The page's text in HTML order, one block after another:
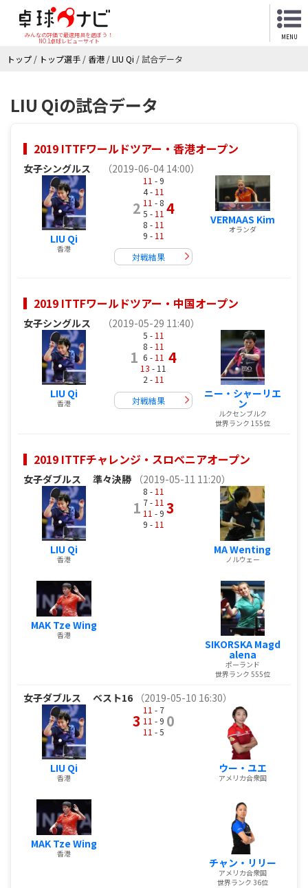
みんなの評価で最適用具を選ぼう！
NO.1卓球レビューサイト
MENU
トップ / トップ選手 / 香港 /LIU Qi /試合データ
LIU Qiの試合データ
2019 ITTFワールドツアー・香港オープン
女子シングルス （2019-06-04 14:00）
LIU Qi
香港
2
11 - 9
4 - 11
11 - 8
5 - 11
8 - 11
9 - 11
4
対戦結果
VERMAAS Kim
オランダ
2019 ITTFワールドツアー・中国オープン
女子シングルス （2019-05-29 11:40）
LIU Qi
香港
1
5 - 11
8 - 11
6 - 11
13 - 11
2 - 11
4
対戦結果
ニー・シャーリエ
ン
ルクセンブルク
世界ランク 155位
2019 ITTFチャレンジ・スロベニアオープン
女子ダブルス 準々決勝 （2019-05-11 11:20）
LIU Qi
香港
MAK Tze Wing
香港
1
8 - 11
7 - 11
11 - 9
9 - 11
3
MA Wenting
ノルウェー
SIKORSKA Magd
alena
ポーランド
世界ランク 555位
女子ダブルス ベスト16 （2019-05-10 16:30）
LIU Qi
香港
MAK Tze Wing
香港
3
11 - 7
11 - 9
11 - 5
0
ウー・ユエ
アメリカ合衆国
チャン・リリー
アメリカ合衆国
世界ランク 36位